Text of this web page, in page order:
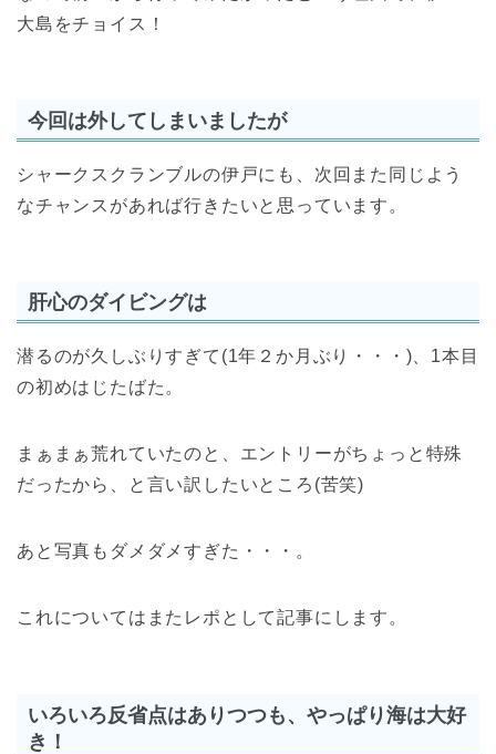
大島をチョイス！
今回は外してしまいましたが
シャークスクランブルの伊戸にも、次回また同じよう
なチャンスがあれば行きたいと思っています。
肝心のダイビングは
潜るのが久しぶりすぎて(1年２か月ぶり・・・)、1本目
の初めはじたばた。
まぁまぁ荒れていたのと、エントリーがちょっと特殊
だったから、と言い訳したいところ(苦笑)
あと写真もダメダメすぎた・・・。
これについてはまたレポとして記事にします。
いろいろ反省点はありつつも、やっぱり海は大好
き！